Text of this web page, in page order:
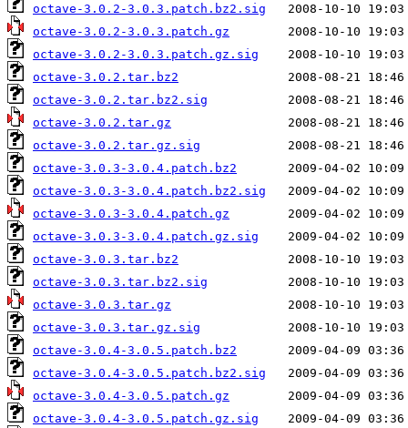
octave-3.0.2-3.0.3.patch.bz2.sig
octave-3.0.2-3.0.3.patch.gz
octave-3.0.2-3.0.3.patch.gz.sig
octave-3.0.2.tar.bz2
octave-3.0.2.tar.bz2.sig
octave-3.0.2.tar.gz
octave-3.0.2.tar.gz.sig
octave-3.0.3-3.0.4.patch.bz2
octave-3.0.3-3.0.4.patch.bz2.sig
octave-3.0.3-3.0.4.patch.gz
octave-3.0.3-3.0.4.patch.gz.sig
octave-3.0.3.tar.bz2
octave-3.0.3.tar.bz2.sig
octave-3.0.3.tar.gz
octave-3.0.3.tar.gz.sig
octave-3.0.4-3.0.5.patch.bz2
octave-3.0.4-3.0.5.patch.bz2.sig
octave-3.0.4-3.0.5.patch.gz
octave-3.0.4-3.0.5.patch.gz.sig